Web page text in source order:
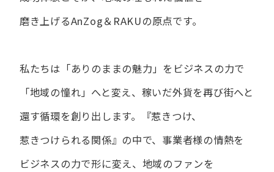
磨き上げる​AnZog＆RAKUの​原点です。
私たちは​「ありの​ままの​魅力」を​ビジネスの​力で​
「地域の​憧れ」へと​変え、 稼いだ外貨を​再び街へと​
還す循環を​創り出します。
『惹きつけ、​
惹きつけられる​関係』の​中で、​事業者様の​情熱を​
ビジネスの​力で​形に​変え、 地域の​ファンを​